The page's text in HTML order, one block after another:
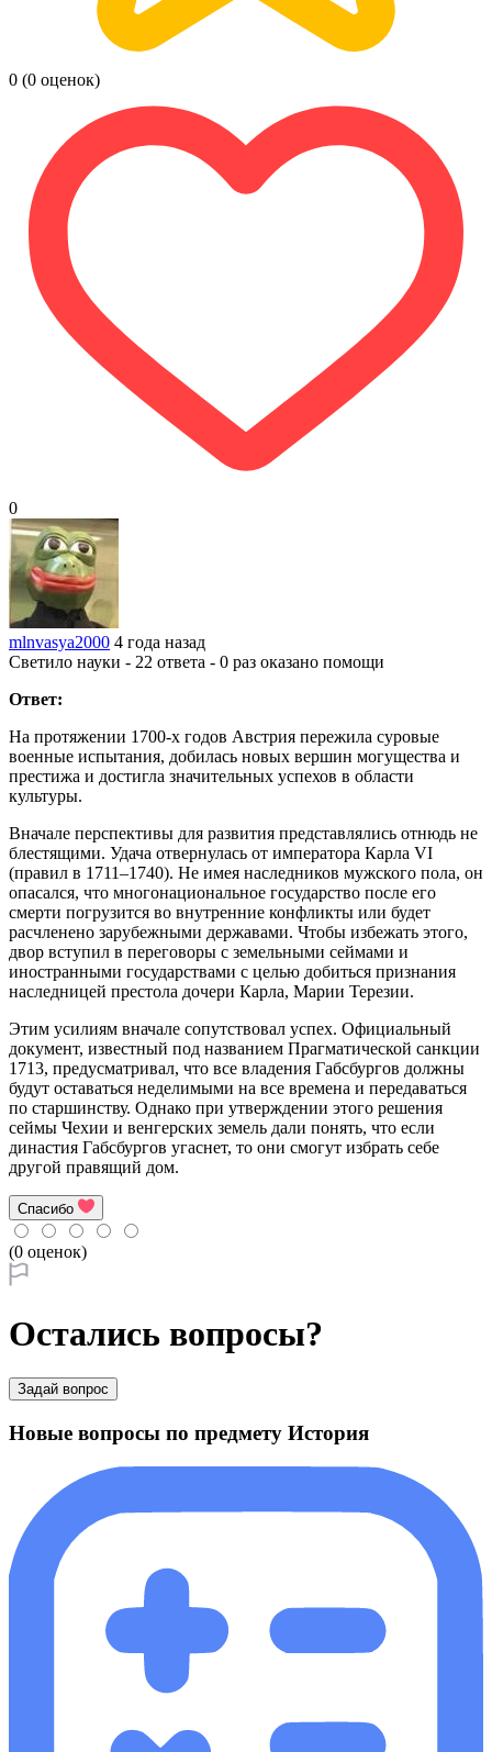
0 (0 оценок)
0
mlnvasya2000 4 года назад
Светило науки - 22 ответа - 0 раз оказано помощи
Ответ:
На протяжении 1700-х годов Австрия пережила суровые
военные испытания, добилась новых вершин могущества и
престижа и достигла значительных успехов в области
культуры.
Вначале перспективы для развития представлялись отнюдь не
блестящими. Удача отвернулась от императора Карла VI
(правил в 1711–1740). Не имея наследников мужского пола, он
опасался, что многонациональное государство после его
смерти погрузится во внутренние конфликты или будет
расчленено зарубежными державами. Чтобы избежать этого,
двор вступил в переговоры с земельными сеймами и
иностранными государствами с целью добиться признания
наследницей престола дочери Карла, Марии Терезии.
Этим усилиям вначале сопутствовал успех. Официальный
документ, известный под названием Прагматической санкции
1713, предусматривал, что все владения Габсбургов должны
будут оставаться неделимыми на все времена и передаваться
по старшинству. Однако при утверждении этого решения
сеймы Чехии и венгерских земель дали понять, что если
династия Габсбургов угаснет, то они смогут избрать себе
другой правящий дом.
Спасибо
(0 оценок)
Остались вопросы?
Задай вопрос
Новые вопросы по предмету История